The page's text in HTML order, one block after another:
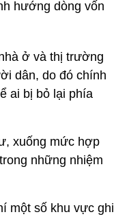
hướng dòng vốn
ở và thị trường
dân, do đó chính
ai bị bỏ lại phía
xuống mức hợp
những nhiệm
một số khu vực ghi